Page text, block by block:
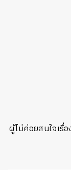
ผู้ไม่ค่อยสนใจเรื่